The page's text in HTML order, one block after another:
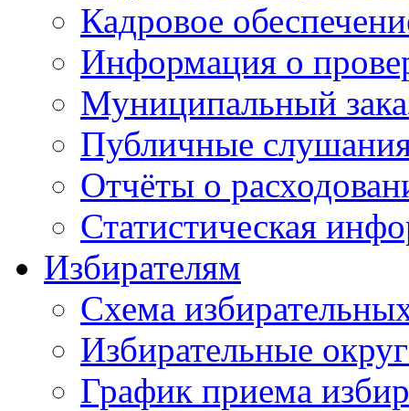
Кадровое
Информация о
Муниципальный
Публичные
Отчёты о
Статистическая
Избирателям
Схема
Избирательные
График приема